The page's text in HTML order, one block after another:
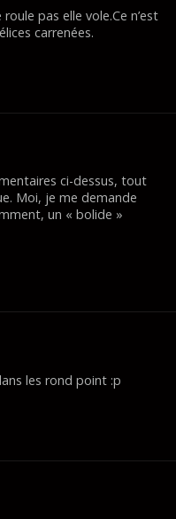
pas elle vole.Ce n’est
carrenées.
ci-dessus, tout
Moi, je me demande
un « bolide »
les rond point :p